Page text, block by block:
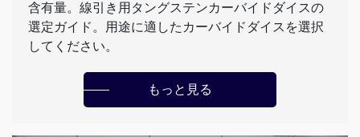
含有量。線引き用タングステンカーバイドダイスの
選定ガイド。用途に適したカーバイドダイスを選択
してください。
もっと見る